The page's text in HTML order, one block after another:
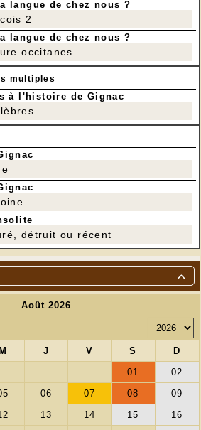

langue de chez nous ?
2
langue de chez nous ?
occitanes
multiples
à l'histoire de Gignac
détruit ou récent